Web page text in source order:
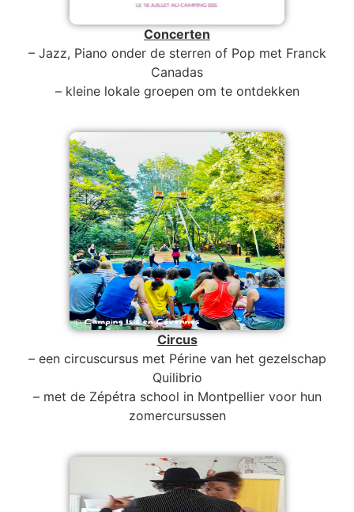
Concerten
– Jazz, Piano onder de sterren of Pop met Franck
Canadas
– kleine lokale groepen om te ontdekken
Circus
– een circuscursus met Périne van het gezelschap
Quilibrio
– met de Zépétra school in Montpellier voor hun
zomercursussen